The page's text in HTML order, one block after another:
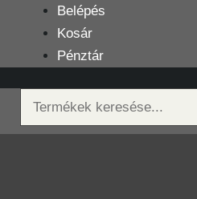
tartalomba
Belépés
Kosár
Pénztár
Keresés